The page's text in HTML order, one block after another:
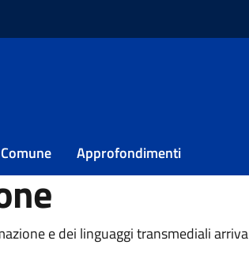
Approfondimenti
per la 30esima edizione
a Pescara
e dei linguaggi transmediali arriva